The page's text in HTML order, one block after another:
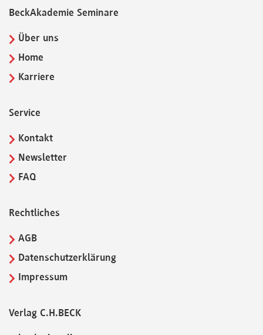
BeckAkademie Seminare
Über uns
Home
Karriere
Service
Kontakt
Newsletter
FAQ
Rechtliches
AGB
Datenschutzerklärung
Impressum
Verlag C.H.BECK